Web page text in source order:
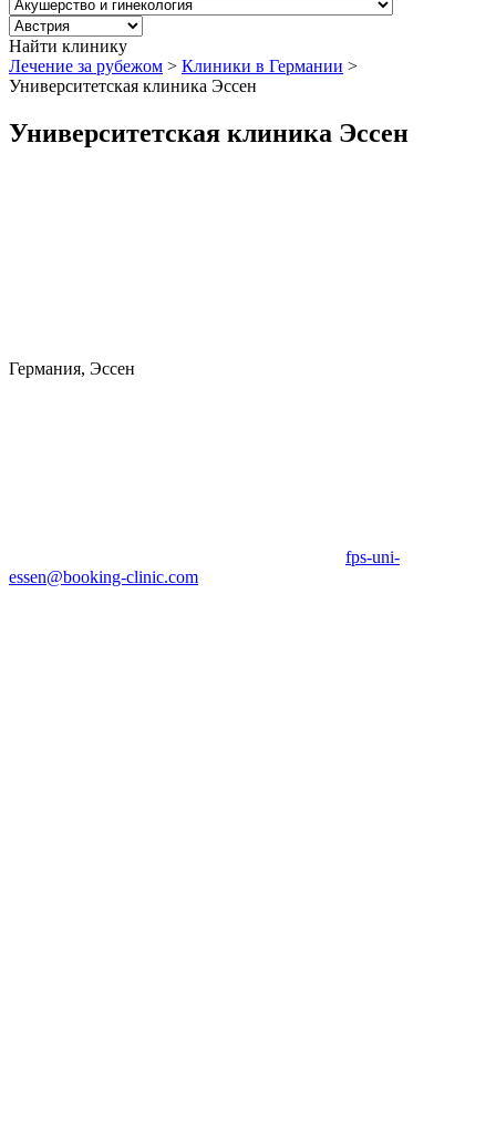
Найти клинику
Лечение за рубежом > Клиники в Германии >
Университетская клиника Эссен
Университетская клиника Эссен
Германия, Эссен
fps-uni-
essen@booking-clinic.com